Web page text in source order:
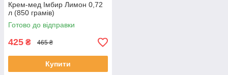
Крем-мед Імбир Лимон 0,72
л (850 грамів)
Готово до відправки
425 ₴ 465 ₴
Купити